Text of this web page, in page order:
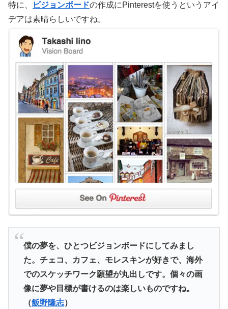
特に、
ビジョンボードの作成にPinterestを使うというアイ
デアは素晴らしいですね。
僕の夢を、ひとつビジョンボードにしてみまし
た。チェコ、カフェ、モレスキンが好きで、海外
でのスケッチワーク願望が丸出しです。個々の画
像に夢や目標が書けるのは楽しいものですね。
（飯野隆志）